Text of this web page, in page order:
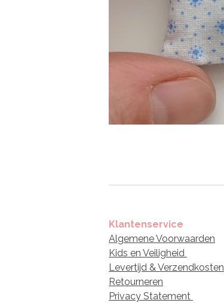
Klantenservice
Algemene Voorwaarden
Kids en Veiligheid
Levertijd & Verzendkosten
Retourneren
Privacy Statement